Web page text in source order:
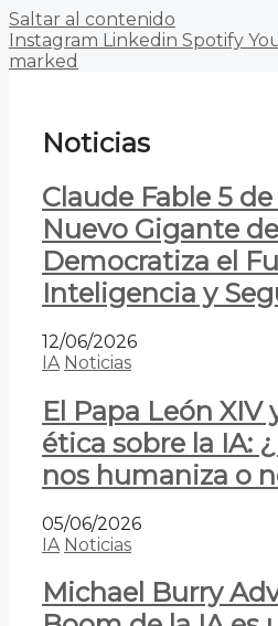
Saltar al contenido
Instagram Linkedin Spotify
marked
Noticias
Claude Fable 5
Nuevo Gigante
Democratiza el
Inteligencia y
12/06/2026
IA Noticias
El Papa León XIV
ética sobre la IA:
nos humaniza o
05/06/2026
IA Noticias
Michael Burry